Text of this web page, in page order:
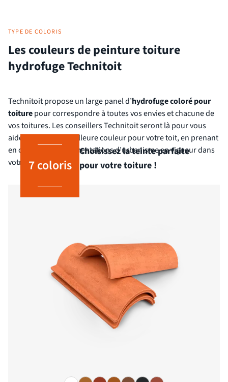
TYPE DE COLORIS
Les couleurs de peinture toiture
hydrofuge Technitoit
Technitoit propose un large panel d’hydrofuge coloré pour
toiturepour correspondre à toutes vos envies et chacune de
vos toitures. Les conseillers Technitoit seront là pour vous
aider à choisir la meilleure couleur pour votre toit, en prenant
en compte les réglementations d’urbanisme en vigueur dans
votre ville.7 coloris
Choisissez la teinte parfaite
pour votre toiture !